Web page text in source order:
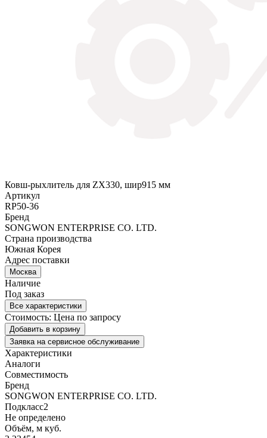
Ковш-рыхлитель для ZX330, шир915 мм
Артикул
RP50-36
Бренд
SONGWON ENTERPRISE CO. LTD.
Страна производства
Южная Корея
Адрес поставки
Москва
Наличие
Под заказ
Все характеристики
Стоимость: Цена по запросу
Добавить в корзину
Заявка на сервисное обслуживание
Характеристики
Аналоги
Совместимость
Бренд
SONGWON ENTERPRISE CO. LTD.
Подкласс2
Не определено
Объём, м куб.